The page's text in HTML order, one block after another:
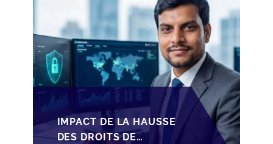
IMPACT DE LA HAUSSE
DES DROITS DE